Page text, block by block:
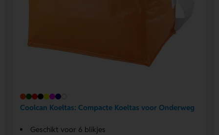
Coolcan Koeltas: Compacte Koeltas voor Onderweg
Geschikt voor 6 blikjes